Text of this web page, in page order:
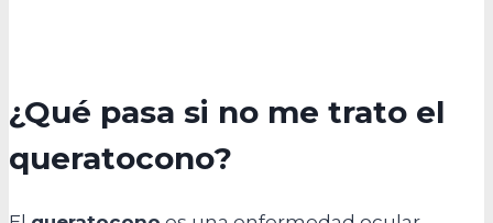
¿Qué pasa si no me trato el
queratocono?